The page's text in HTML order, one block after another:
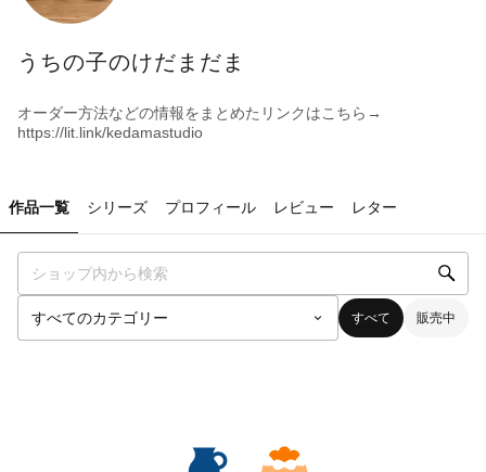
うちの子のけだまだま
オーダー方法などの情報をまとめたリンクはこちら→
https://lit.link/kedamastudio
作品一覧 シリーズ プロフィール レビュー レター
すべて 販売中